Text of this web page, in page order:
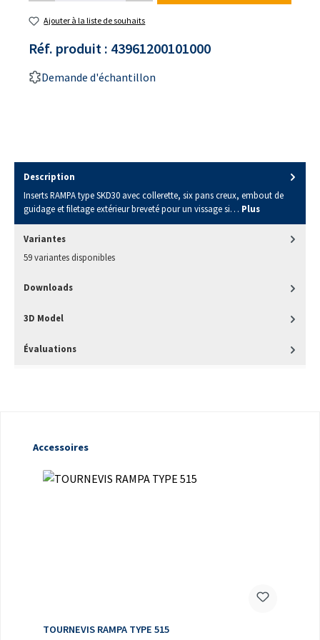
Ajouter à la liste de souhaits
Réf. produit : 43961200101000
Demande d'échantillon
Description
Inserts RAMPA type SKD30 avec collerette, six pans creux, embout de
guidage et filetage extérieur breveté pour un vissage si… Plus
Variantes
59 variantes disponibles
Downloads
3D Model
Évaluations
Ignorer la galerie de produits
Accessoires
TOURNEVIS RAMPA TYPE 515